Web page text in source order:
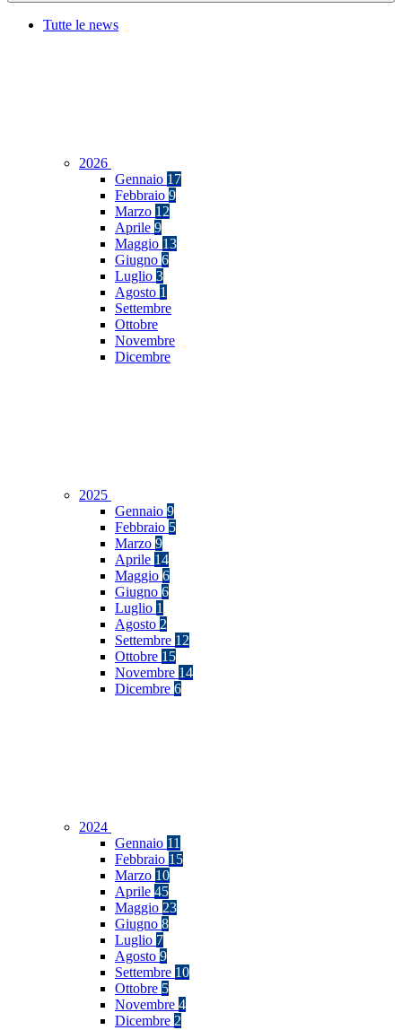
Tutte le news
2026
Gennaio 17
Febbraio 9
Marzo 12
Aprile 9
Maggio 13
Giugno 6
Luglio 3
Agosto 1
Settembre
Ottobre
Novembre
Dicembre
2025
Gennaio 9
Febbraio 5
Marzo 9
Aprile 14
Maggio 6
Giugno 6
Luglio 1
Agosto 2
Settembre 12
Ottobre 15
Novembre 14
Dicembre 6
2024
Gennaio 11
Febbraio 15
Marzo 10
Aprile 45
Maggio 23
Giugno 8
Luglio 7
Agosto 9
Settembre 10
Ottobre 5
Novembre 4
Dicembre 2